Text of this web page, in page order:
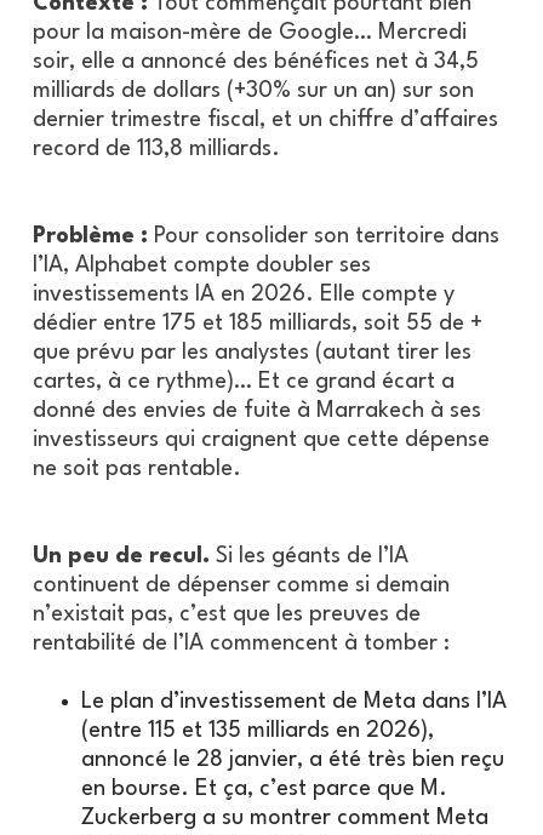
pour la maison-mère de Google… Mercredi
soir, elle a annoncé des bénéfices net à 34,5
milliards de dollars (+30% sur un an) sur son
dernier trimestre fiscal, et un chiffre d’affaires
record de 113,8 milliards.
Problème : Pour consolider son territoire dans
l’IA, Alphabet compte doubler ses
investissements IA en 2026. Elle compte y
dédier entre 175 et 185 milliards, soit 55 de +
que prévu par les analystes (autant tirer les
cartes, à ce rythme)… Et ce grand écart a
donné des envies de fuite à Marrakech à ses
investisseurs qui craignent que cette dépense
ne soit pas rentable.
Un peu de recul. Si les géants de l’IA
continuent de dépenser comme si demain
n’existait pas, c’est que les preuves de
rentabilité de l’IA commencent à tomber :
Le plan d’investissement de Meta dans l’IA
(entre 115 et 135 milliards en 2026),
annoncé le 28 janvier, a été très bien reçu
en bourse. Et ça, c’est parce que M.
Zuckerberg a su montrer comment Meta